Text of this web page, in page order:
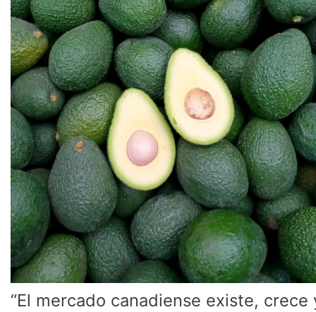
“El mercado canadiense existe, crece
la
fruta
colombiana”